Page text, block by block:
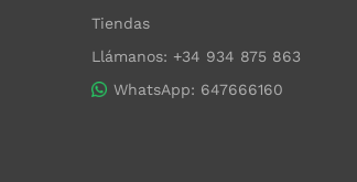
Tiendas
Llámanos: +34 934 875 863
WhatsApp: 647666160